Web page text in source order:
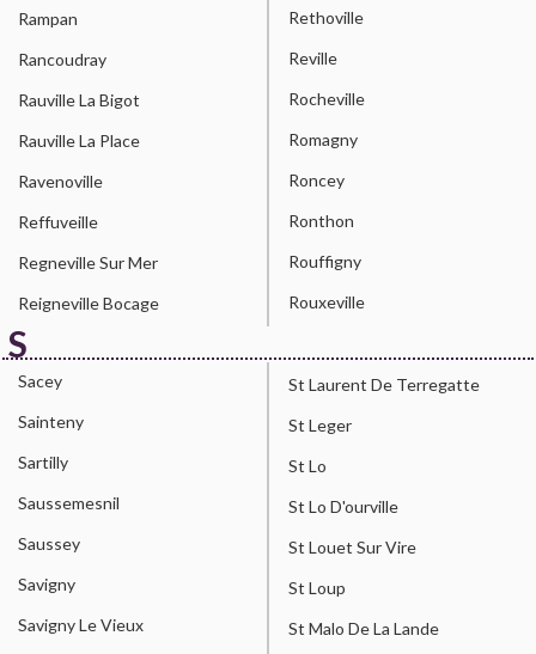
Rampan
Rancoudray
Rauville La Bigot
Rauville La Place
Ravenoville
Reffuveille
Regneville Sur Mer
Reigneville Bocage
Rethoville
Reville
Rocheville
Romagny
Roncey
Ronthon
Rouffigny
Rouxeville
S
Sacey
Sainteny
Sartilly
Saussemesnil
Saussey
Savigny
Savigny Le Vieux
St Laurent De Terregatte
St Leger
St Lo
St Lo D'ourville
St Louet Sur Vire
St Loup
St Malo De La Lande